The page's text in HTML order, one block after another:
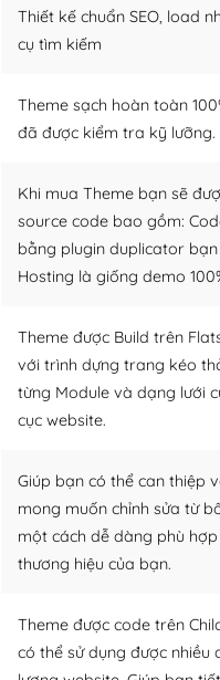
Thiết kế chuẩn SEO, load
cụ tìm kiếm
Theme sạch hoàn toàn
đã được kiểm tra kỹ lưỡng.
Khi mua Theme bạn sẽ
source code bao gồm:
bằng plugin duplicator
Hosting là giống demo
Theme được Build trên
với trình dựng trang kéo
từng Module và dạng lưới
cục website.
Giúp bạn có thể can thiệp
mong muốn chỉnh sửa từ
một cách dễ dàng phù
thương hiệu của bạn.
Theme được code trên
có thể sử dụng được nhiều